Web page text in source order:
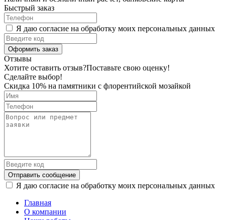
Быстрый заказ
Я даю согласие на обработку моих персональных данных
Оформить заказ
Отзывы
Хотите оставить отзыв?Поставьте свою оценку!
Сделайте выбор!
Скидка 10% на памятники с флорентийской мозайкой
Отправить сообщение
Я даю согласие на обработку моих персональных данных
Главная
О компании